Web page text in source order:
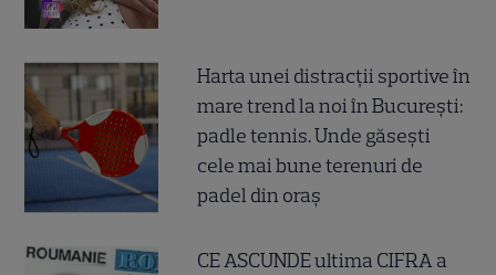
Harta unei distracții sportive în
mare trend la noi în București:
padle tennis. Unde găsești
cele mai bune terenuri de
padel din oraș
CE ASCUNDE ultima CIFRA a